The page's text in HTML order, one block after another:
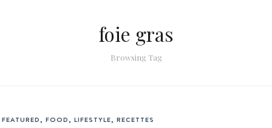
foie gras
Browsing Tag
FEATURED, FOOD, LIFESTYLE, RECETTES